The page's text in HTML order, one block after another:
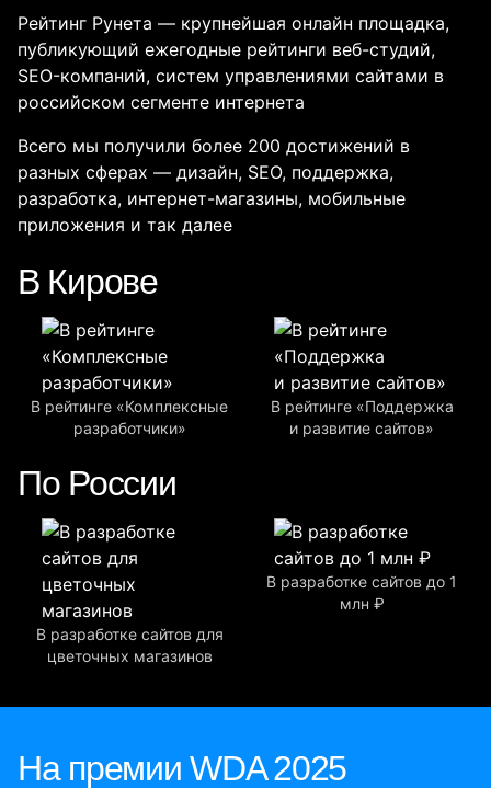
Рейтинг Рунета — крупнейшая онлайн площадка,
публикующий ежегодные рейтинги веб-студий,
SEO-компаний, систем управлениями сайтами в
российском сегменте интернета
Всего мы получили более 200 достижений в
разных сферах — дизайн, SEO, поддержка,
разработка, интернет-магазины, мобильные
приложения и так далее
В Кирове
В рейтинге «Комплексные
разработчики»
В рейтинге «Поддержка
и развитие сайтов»
По России
В разработке сайтов для
цветочных магазинов
В разработке сайтов до 1
млн ₽
На премии WDA 2025